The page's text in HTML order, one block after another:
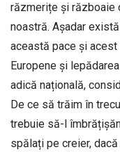
răzmerițe și războaie
noastră. Așadar
această pace și
Europene și
adică națională,
De ce să trăim în
trebuie să-l
spălați pe creier,